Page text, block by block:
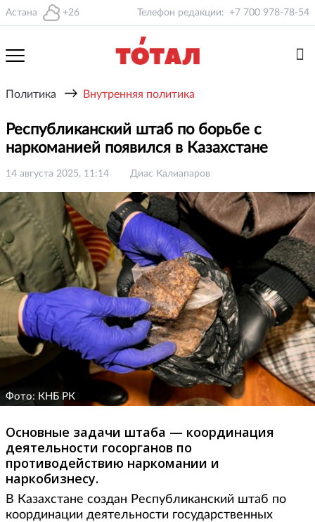
Астана +26 Телефон редакции: +7 700 978-78-54
Политика → Внутренняя политика
Республиканский штаб по борьбе с
наркоманией появился в Казахстане
14 августа 2025, 11:14 Диас Калиапаров
Фото: КНБ РК
Основные задачи штаба — координация
деятельности госорганов по
противодействию наркомании и
наркобизнесу.
В Казахстане создан Республиканский штаб по
координации деятельности государственных